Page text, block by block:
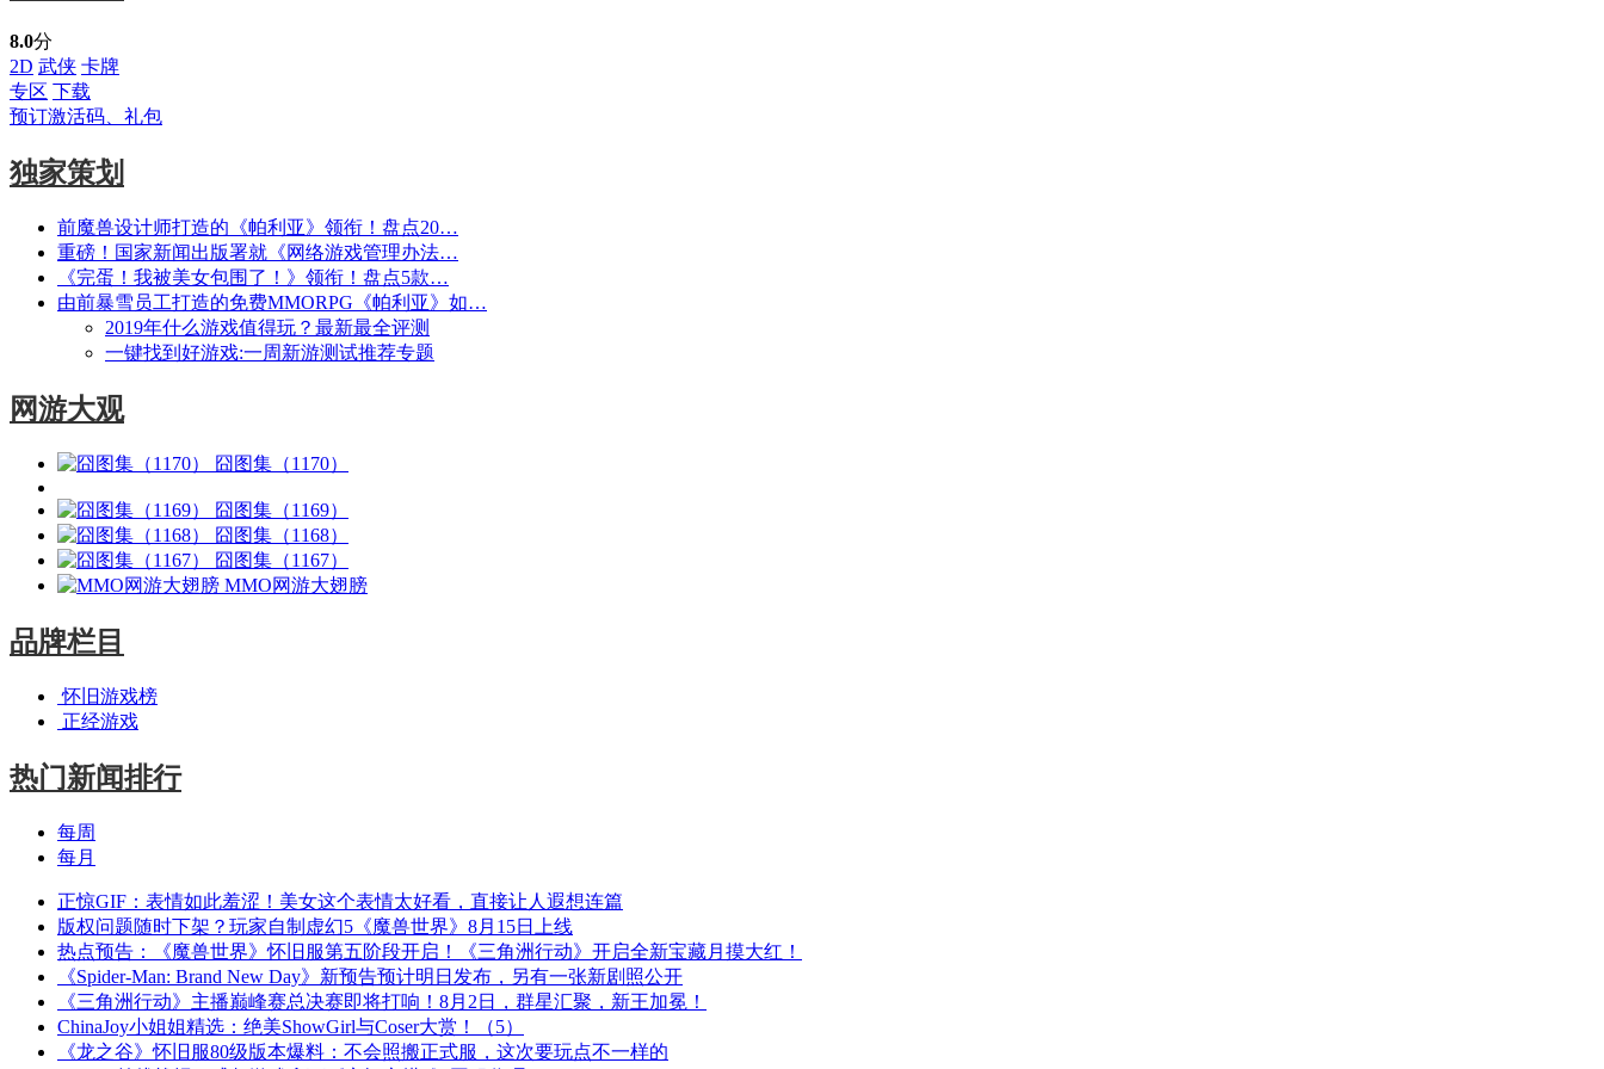
8.0分
2D 武侠 卡牌
专区 下载
预订激活码、礼包
独家策划
前魔兽设计师打造的《帕利亚》领衔！盘点20…
重磅！国家新闻出版署就《网络游戏管理办法…
《完蛋！我被美女包围了！》领衔！盘点5款…
由前暴雪员工打造的免费MMORPG《帕利亚》如…
2019年什么游戏值得玩？最新最全评测
一键找到好游戏:一周新游测试推荐专题
网游大观
囧图集（1170）
囧图集（1169）
囧图集（1168）
囧图集（1167）
MMO网游大翅膀
品牌栏目
怀旧游戏榜
正经游戏
热门新闻排行
每周
每月
正惊GIF：表情如此羞涩！美女这个表情太好看，直接让人遐想连篇
版权问题随时下架？玩家自制虚幻5《魔兽世界》8月15日上线
热点预告：《魔兽世界》怀旧服第五阶段开启！《三角洲行动》开启全新宝藏月摸大红！
《Spider-Man: Brand New Day》新预告预计明日发布，另有一张新剧照公开
《三角洲行动》主播巅峰赛总决赛即将打响！8月2日，群星汇聚，新王加冕！
ChinaJoy小姐姐精选：绝美ShowGirl与Coser大赏！（5）
《龙之谷》怀旧服80级版本爆料：不会照搬正式服，这次要玩点不一样的